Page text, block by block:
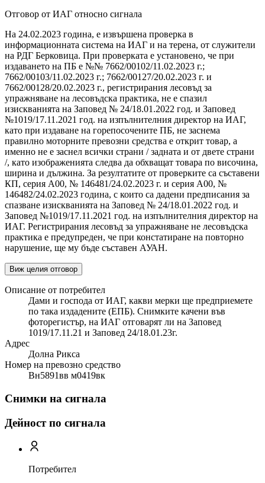
Отговор от ИАГ относно сигнала
На 24.02.2023 година, е извършена проверка в
информационната система на ИАГ и на терена, от служители
на РДГ Берковица. При проверката е установено, че при
издаването на ПБ е №№ 7662/00102/11.02.2023 г.;
7662/00103/11.02.2023 г.; 7662/00127/20.02.2023 г. и
7662/00128/20.02.2023 г., регистрирания лесовъд за
упражняване на лесовъдска практика, не е спазил
изискванията на Заповед № 24/18.01.2022 год. и Заповед
№1019/17.11.2021 год. на изпълнителния директор на ИАГ,
като при издаване на горепосочените ПБ, не заснема
правилно моторните превозни средства е открит товар, а
именно не е заснел всички страни / задната и от двете страни
/, като изображенията следва да обхващат товара по височина,
ширина и дължина. За резултатите от проверките са съставени
КП, серия А00, № 146481/24.02.2023 г. и серия А00, №
146482/24.02.2023 година, с които са дадени предписания за
спазване изискванията на Заповед № 24/18.01.2022 год. и
Заповед №1019/17.11.2021 год. на изпълнителния директор на
ИАГ. Регистрирания лесовъд за упражняване не лесовъдска
практика е предупреден, че при констатиране на повторно
нарушение, ще му бъде съставен АУАН.
Виж целия отговор
Описание от потребител
Дами и господа от ИАГ, какви мерки ще предприемете
по така издадените (ЕПБ). Снимките качени във
фоторегистър, на ИАГ отговарят ли на Заповед
1019/17.11.21 и Заповед 24/18.01.23г.
Адрес
Долна Рикса
Номер на превозно средство
Вн5891вв м0419вк
Снимки на сигнала
Дейност по сигнала
Потребител